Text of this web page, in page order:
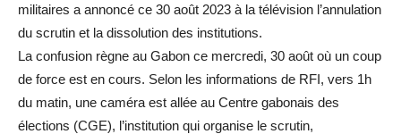
militaires a annoncé ce 30 août 2023 à la télévision l’annulation
du scrutin et la dissolution des institutions.
La confusion règne au Gabon ce mercredi, 30 août où un coup
de force est en cours. Selon les informations de RFI, vers 1h
du matin, une caméra est allée au Centre gabonais des
élections (CGE), l’institution qui organise le scrutin,